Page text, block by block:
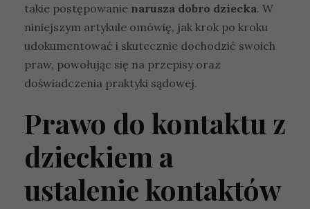
takie postępowanie narusza dobro dziecka. W
niniejszym artykule omówię, jak krok po kroku
udokumentować i skutecznie dochodzić swoich
praw, powołując się na przepisy oraz
doświadczenia praktyki sądowej.
Prawo do kontaktu z
dzieckiem a
ustalenie kontaktów